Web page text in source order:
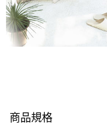
商品規格